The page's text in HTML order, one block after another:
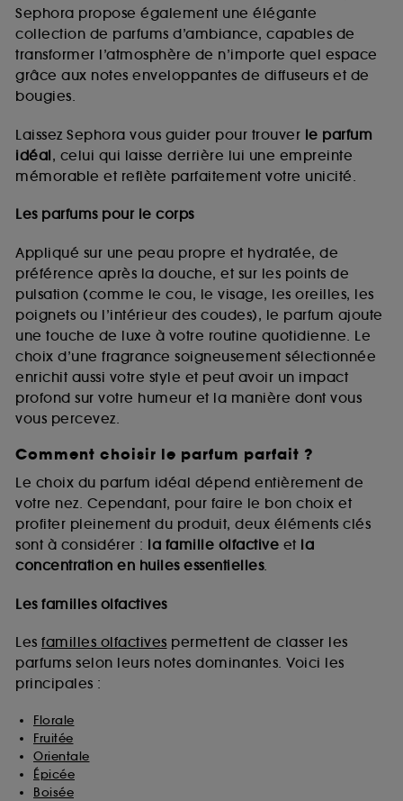
Sephora propose également une élégante
collection de parfums d’ambiance, capables de
transformer l’atmosphère de n’importe quel espace
grâce aux notes enveloppantes de diffuseurs et de
bougies.
Laissez Sephora vous guider pour trouver le parfum
idéal, celui qui laisse derrière lui une empreinte
mémorable et reflète parfaitement votre unicité.
Les parfums pour le corps
Appliqué sur une peau propre et hydratée, de
préférence après la douche, et sur les points de
pulsation (comme le cou, le visage, les oreilles, les
poignets ou l’intérieur des coudes), le parfum ajoute
une touche de luxe à votre routine quotidienne. Le
choix d’une fragrance soigneusement sélectionnée
enrichit aussi votre style et peut avoir un impact
profond sur votre humeur et la manière dont vous
vous percevez.
Comment choisir le parfum parfait ?
Le choix du parfum idéal dépend entièrement de
votre nez. Cependant, pour faire le bon choix et
profiter pleinement du produit, deux éléments clés
sont à considérer : la famille olfactive et la
concentration en huiles essentielles.
Les familles olfactives
Les familles olfactives permettent de classer les
parfums selon leurs notes dominantes. Voici les
principales :
Florale
Fruitée
Orientale
Épicée
Boisée
de vous plaire via des publicités, y compris sur des
sites tiers et sur les réseaux sociaux, sur la base
des pages que vous avez consultées, de votre
navigation, et de l'historique de vos interactions.
d’en améliorer la performance.
Cookies de sécurisation des paiements en ligne :
fraudes aux moyens de paiement et les
usurpations d’identité.
Cookies fonctionnels :il s’agit de cookies
permettant l’affichage et/ou la fourniture de
certaines fonctionnalités du site, tel que les
cookies d’authentification qui sont utilisés afin de
vous faire bénéficier de l’authentification
prolongée vous permettant d’accéder à votre
compte lors de votre prochaine visite sur le site
sans saisir à nouveau votre identifiant et mot de
passe.
A l'exception des cookies techniques, le dépôt et la
lecture de ces traceurs requiert votre accord. Vous
pouvez personnaliser vos choix concernant le dépôt
de ces cookies grâce au bouton "personnaliser mes
choix" ci-dessous ou décider de "tout accepter".
Sephora pourra associer les informations de
navigation collectées par ces Cookies, pour les
collectées ou générées lors de votre activité en ligne
sur "continuer sans accepter". Voous pouvez à tout
moment choisir de retirer votrte consentement. Si vous
souhaitez obtenir plus d'information sur les cookies
utilisés, cliquez